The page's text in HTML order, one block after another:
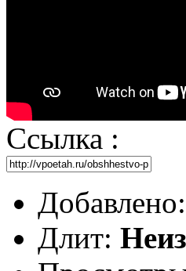
Ссылка :
Добавлено:
Длит: